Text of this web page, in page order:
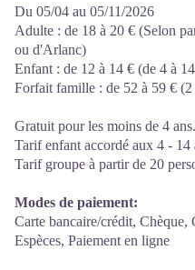
Du 05/04 au 05/11/2026
Adulte : de 18 à 20 € (Selon
ou d'Arlanc)
Enfant : de 12 à 14 € (de 4 à
Forfait famille : de 52 à 59 € (2
Gratuit pour les moins de 4 ans.
Tarif enfant accordé aux 4 - 14
Tarif groupe à partir de 20
Modes de paiement:
Carte bancaire/crédit, Chèque,
Espèces, Paiement en ligne